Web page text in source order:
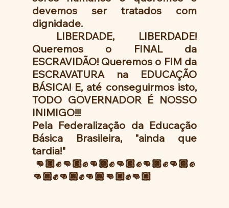
devemos ser tratados com
dignidade.
Queremos o FINAL da
ESCRAVIDÃO! Queremos o FIM da
ESCRAVATURA na EDUCAÇÃO
BÁSICA! E, até conseguirmos isto,
TODO GOVERNADOR É NOSSO
INIMIGO!!!
Pela Federalização da Educação
Básica Brasileira, "ainda que
tardia!"
👊🏿✊👊🏿✊👊🏿👊🏿✊👊🏿